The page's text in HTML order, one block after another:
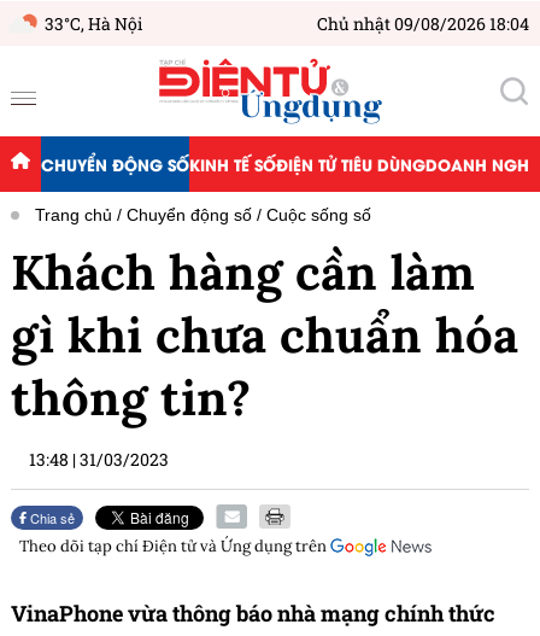
33°C,Hà Nội Chủ nhật 09/08/2026 18:04
CHUYỂN ĐỘNG SỐKINH TẾ SỐĐIỆN TỬ TIÊU DÙNGDOANH
Trang chủ Chuyển động số Cuộc sống số
Khách hàng cần làm
gì khi chưa chuẩn hóa
thông tin?
13:48 |31/03/2023
Chia sẻ
Theo dõi tạp chíĐiện tử và Ứng dụngtrên
VinaPhone vừa thông báo nhà mạng chính thức